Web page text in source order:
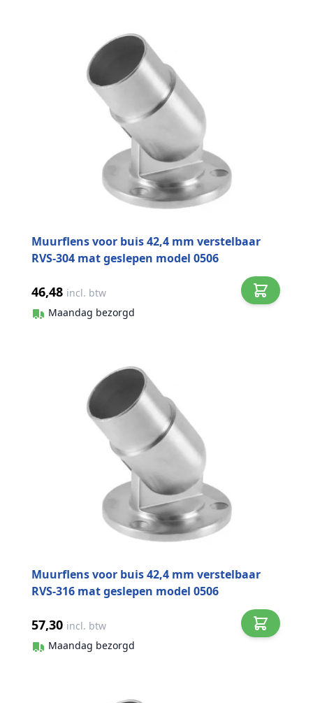
Muurflens voor buis 42,4 mm verstelbaar
RVS-304 mat geslepen model 0506
46,48 incl. btw
Maandag bezorgd
Muurflens voor buis 42,4 mm verstelbaar
RVS-316 mat geslepen model 0506
57,30 incl. btw
Maandag bezorgd